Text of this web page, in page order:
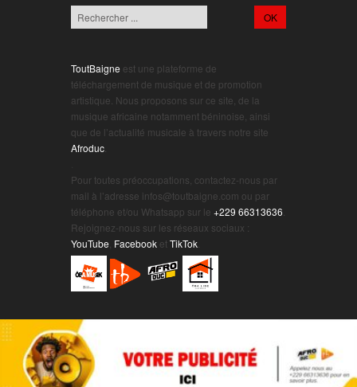
ToutBaigne est une plateforme de
téléchargement de musique et de promotion
artistique. Nous proposons sur ce site, de la
musique africaine notamment béninoise, ainsi
que de l’actualité musicale à travers notre site
Afroduc
Pour toutes préoccupations, contactez-nous par
mail à l’adresse infos@toutbaigne.com ou par
téléphone et/ou Whatsapp sur le +229 66313636
Rejoignez-nous sur les réseaux sociaux :
YouTube Facebook etTikTok